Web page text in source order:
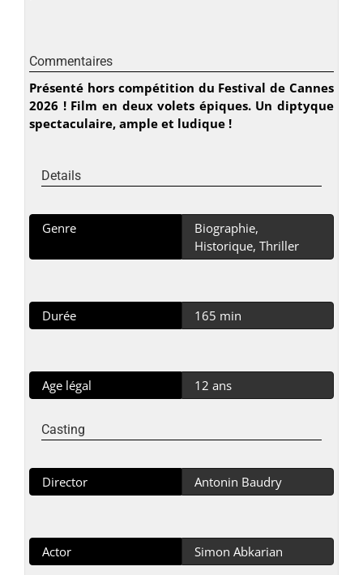
Commentaires
Présenté hors compétition du Festival de Cannes
2026 ! Film en deux volets épiques. Un diptyque
spectaculaire, ample et ludique !
Details
Genre
Biographie,
Historique, Thriller
Durée 165 min
Age légal 12 ans
Casting
Director Antonin Baudry
Actor Simon Abkarian